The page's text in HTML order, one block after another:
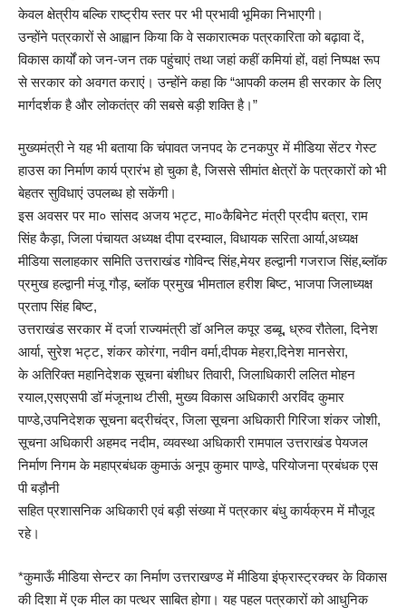
केवल क्षेत्रीय बल्कि राष्ट्रीय स्तर पर भी प्रभावी भूमिका निभाएगी।
उन्होंने पत्रकारों से आह्वान किया कि वे सकारात्मक पत्रकारिता को बढ़ावा दें,
विकास कार्यों को जन-जन तक पहुंचाएं तथा जहां कहीं कमियां हों, वहां निष्पक्ष रूप
से सरकार को अवगत कराएं। उन्होंने कहा कि “आपकी कलम ही सरकार के लिए
मार्गदर्शक है और लोकतंत्र की सबसे बड़ी शक्ति है।”
मुख्यमंत्री ने यह भी बताया कि चंपावत जनपद के टनकपुर में मीडिया सेंटर गेस्ट
हाउस का निर्माण कार्य प्रारंभ हो चुका है, जिससे सीमांत क्षेत्रों के पत्रकारों को भी
बेहतर सुविधाएं उपलब्ध हो सकेंगी।
इस अवसर पर मा० सांसद अजय भट्ट, मा०कैबिनेट मंत्री प्रदीप बत्रा, राम
सिंह कैड़ा, जिला पंचायत अध्यक्ष दीपा दरम्वाल, विधायक सरिता आर्या,अध्यक्ष
मीडिया सलाहकार समिति उत्तराखंड गोविन्द सिंह,मेयर हल्द्वानी गजराज सिंह,ब्लॉक
प्रमुख हल्द्वानी मंजू गौड़, ब्लॉक प्रमुख भीमताल हरीश बिष्ट, भाजपा जिलाध्यक्ष
प्रताप सिंह बिष्ट,
उत्तराखंड सरकार में दर्जा राज्यमंत्री डॉ अनिल कपूर डब्बू, ध्रुव रौतेला, दिनेश
आर्या, सुरेश भट्ट, शंकर कोरंगा, नवीन वर्मा,दीपक मेहरा,दिनेश मानसेरा,
के अतिरिक्त महानिदेशक सूचना बंशीधर तिवारी, जिलाधिकारी ललित मोहन
रयाल,एसएसपी डॉ मंजूनाथ टीसी, मुख्य विकास अधिकारी अरविंद कुमार
पाण्डे,उपनिदेशक सूचना बद्रीचंद्र, जिला सूचना अधिकारी गिरिजा शंकर जोशी,
सूचना अधिकारी अहमद नदीम, व्यवस्था अधिकारी रामपाल उत्तराखंड पेयजल
निर्माण निगम के महाप्रबंधक कुमाऊं अनूप कुमार पाण्डे, परियोजना प्रबंधक एस
पी बड़ौनी
सहित प्रशासनिक अधिकारी एवं बड़ी संख्या में पत्रकार बंधु कार्यक्रम में मौजूद
रहे।
*कुमाऊँ मीडिया सेन्टर का निर्माण उत्तराखण्ड में मीडिया इंफ्रास्ट्रक्चर के विकास
की दिशा में एक मील का पत्थर साबित होगा। यह पहल पत्रकारों को आधुनिक